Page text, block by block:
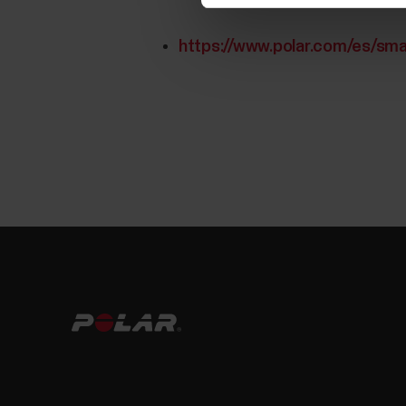
https://www.polar.com/es/